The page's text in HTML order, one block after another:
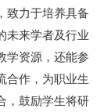
致力于培养具备
未来学者及行业
学资源，还能参
合作，为职业生
，鼓励学生将研